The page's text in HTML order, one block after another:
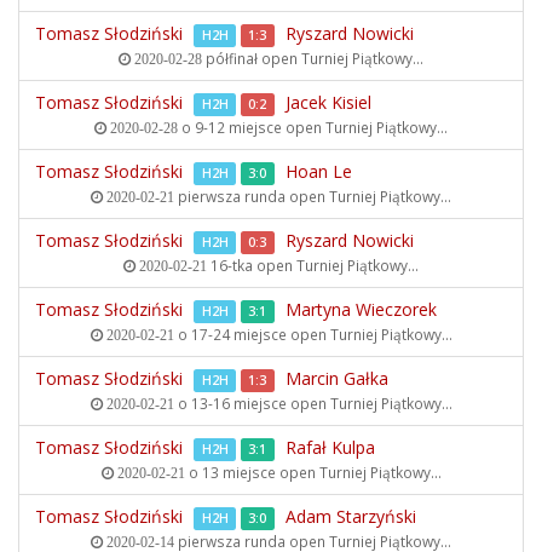
Tomasz Słodziński H2H 1:3 Ryszard Nowicki
2020-02-28 półfinał open Turniej Piątkowy...
Tomasz Słodziński H2H 0:2 Jacek Kisiel
2020-02-28 o 9-12 miejsce open Turniej Piątkowy...
Tomasz Słodziński H2H 3:0 Hoan Le
2020-02-21 pierwsza runda open Turniej Piątkowy...
Tomasz Słodziński H2H 0:3 Ryszard Nowicki
2020-02-21 16-tka open Turniej Piątkowy...
Tomasz Słodziński H2H 3:1 Martyna Wieczorek
2020-02-21 o 17-24 miejsce open Turniej Piątkowy...
Tomasz Słodziński H2H 1:3 Marcin Gałka
2020-02-21 o 13-16 miejsce open Turniej Piątkowy...
Tomasz Słodziński H2H 3:1 Rafał Kulpa
2020-02-21 o 13 miejsce open Turniej Piątkowy...
Tomasz Słodziński H2H 3:0 Adam Starzyński
2020-02-14 pierwsza runda open Turniej Piątkowy...